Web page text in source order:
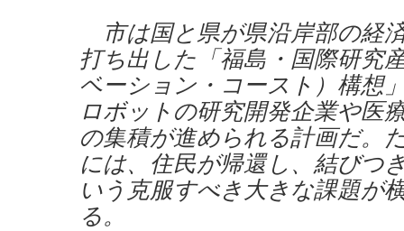
市は国と県が県沿岸部の経
打ち出した「福島・国際研究
ベーション・コースト）構想
ロボットの研究開発企業や医
の集積が進められる計画だ。
には、住民が帰還し、結びつ
いう克服すべき大きな課題が
る。